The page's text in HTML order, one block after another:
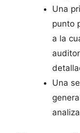
Una
punto
a la
Una